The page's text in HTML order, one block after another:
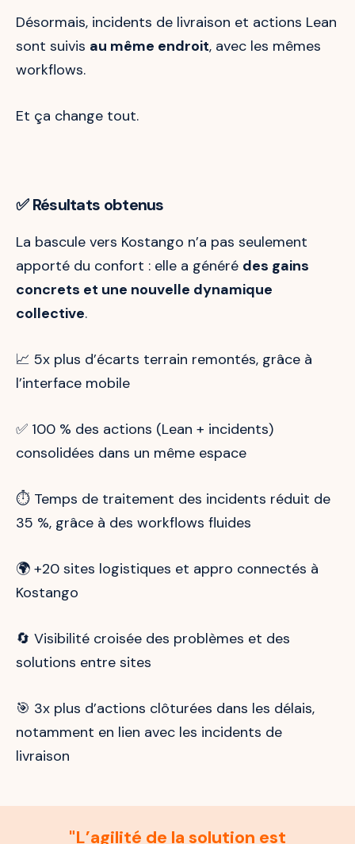
Désormais, incidents de livraison et actions Lean
sont suivis au même endroit, avec les mêmes
workflows.
Et ça change tout.
✅ Résultats obtenus
La bascule vers Kostango n’a pas seulement
apporté du confort : elle a généré des gains
concrets et une nouvelle dynamique
collective.
📈 5x plus d’écarts terrain remontés, grâce à
l’interface mobile
✅ 100 % des actions (Lean + incidents)
consolidées dans un même espace
⏱️ Temps de traitement des incidents réduit de
35 %, grâce à des workflows fluides
🌍 +20 sites logistiques et appro connectés à
Kostango
🔄 Visibilité croisée des problèmes et des
solutions entre sites
🎯 3x plus d’actions clôturées dans les délais,
notamment en lien avec les incidents de
livraison
"L’agilité de la solution est